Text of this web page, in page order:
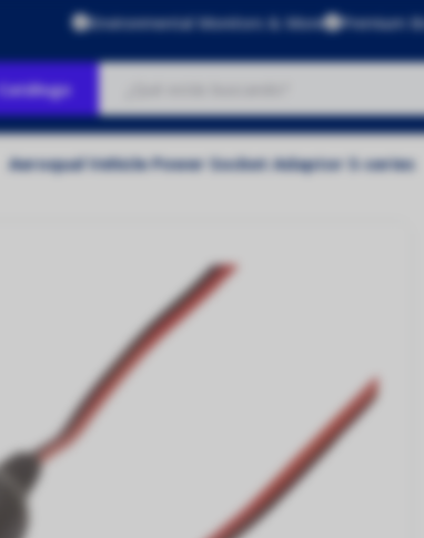
Environmental Monitors & More Premium
Catálogo
Aeroqual Vehicle Power Socket Adaptor S-series